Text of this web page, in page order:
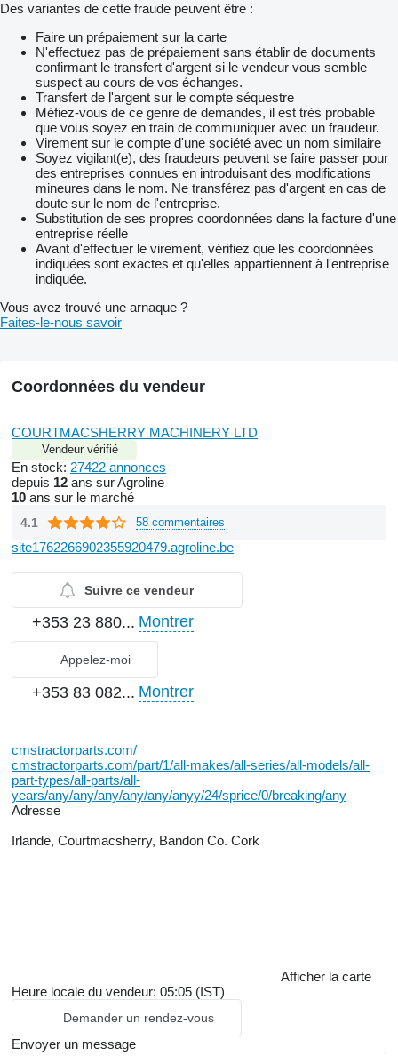
Des variantes de cette fraude peuvent être :
Faire un prépaiement sur la carte
N'effectuez pas de prépaiement sans établir de documents
confirmant le transfert d'argent si le vendeur vous semble
suspect au cours de vos échanges.
Transfert de l'argent sur le compte séquestre
Méfiez-vous de ce genre de demandes, il est très probable
que vous soyez en train de communiquer avec un fraudeur.
Virement sur le compte d'une société avec un nom similaire
Soyez vigilant(e), des fraudeurs peuvent se faire passer pour
des entreprises connues en introduisant des modifications
mineures dans le nom. Ne transférez pas d'argent en cas de
doute sur le nom de l'entreprise.
Substitution de ses propres coordonnées dans la facture d'une
entreprise réelle
Avant d'effectuer le virement, vérifiez que les coordonnées
indiquées sont exactes et qu'elles appartiennent à l'entreprise
indiquée.
Vous avez trouvé une arnaque ?
Faites-le-nous savoir
Coordonnées du vendeur
COURTMACSHERRY MACHINERY LTD
Vendeur vérifié
En stock: 27422 annonces
depuis 12 ans sur Agroline
10 ans sur le marché
4.1 58 commentaires
site1762266902355920479.agroline.be
Suivre ce vendeur
+353 23 880... Montrer
Appelez-moi
+353 83 082... Montrer
cmstractorparts.com/
cmstractorparts.com/part/1/all-makes/all-series/all-models/all-
part-types/all-parts/all-
years/any/any/any/any/any/anyy/24/sprice/0/breaking/any
Adresse
Irlande, Courtmacsherry, Bandon Co. Cork
Afficher la carte
Heure locale du vendeur: 05:05 (IST)
Demander un rendez-vous
Envoyer un message